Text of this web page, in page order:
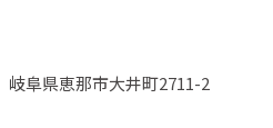
阜県恵那市大井町2711-2